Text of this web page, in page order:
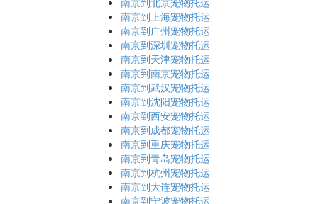
南京到上海宠物托运
南京到广州宠物托运
南京到深圳宠物托运
南京到天津宠物托运
南京到南京宠物托运
南京到武汉宠物托运
南京到沈阳宠物托运
南京到西安宠物托运
南京到成都宠物托运
南京到重庆宠物托运
南京到青岛宠物托运
南京到杭州宠物托运
南京到大连宠物托运
南京到宁波宠物托运